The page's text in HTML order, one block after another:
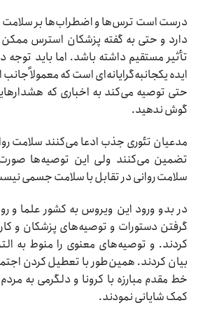
درست است ترس‌ها و اضطراب‌ها بر سلامت
دارد و حتی به گفته پزشکان استرس
تأثیر مستقیم داشته باشد. اما باید
ایده یکجانبه‌گرایانه‌ای است که معمولاً
حتی توصیه می‌کند به اخباری که
گوش ندهید.
مدعیان تئوری جذب ادعا می‌کنند سلامت
تضمین می‌کنند ولی این توصیه‌ها
سلامت روانی در تقابل با سلامت جسمی
در بدو ورود این ویروس به کشور علما و
گرفتن دستورات و توصیه‌های پزشکان و
کردند. و توصیه‌های معنوی را منوط به
بیان کردند. همین‌طور با تعطیل کردن
خط مقدم مبارزه با کرونا و دلگرمی به
کمک شایانی نمودند.